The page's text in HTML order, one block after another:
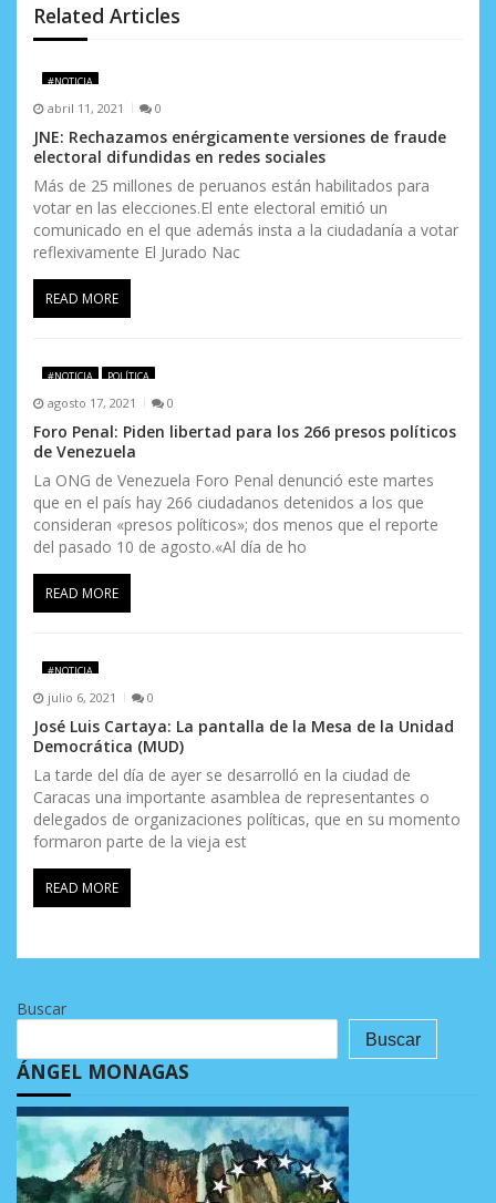
d
e
n
t
r
a
d
s
Related Articles
#NOTICIA
abril 11, 2021 0
JNE: Rechazamos enérgicamente versiones de fraude
electoral difundidas en redes sociales
Más de 25 millones de peruanos están habilitados para
votar en las elecciones.El ente electoral emitió un
comunicado en el que además insta a la ciudadanía a votar
reflexivamente El Jurado Nac
READ MORE
#NOTICIA POLÍTICA
agosto 17, 2021 0
Foro Penal: Piden libertad para los 266 presos políticos
de Venezuela
La ONG de Venezuela Foro Penal denunció este martes
que en el país hay 266 ciudadanos detenidos a los que
consideran «presos políticos»; dos menos que el reporte
del pasado 10 de agosto.«Al día de ho
READ MORE
#NOTICIA
julio 6, 2021 0
José Luis Cartaya: La pantalla de la Mesa de la Unidad
Democrática (MUD)
La tarde del día de ayer se desarrolló en la ciudad de
Caracas una importante asamblea de representantes o
delegados de organizaciones políticas, que en su momento
formaron parte de la vieja est
READ MORE
Buscar
Buscar
ÁNGEL MONAGAS